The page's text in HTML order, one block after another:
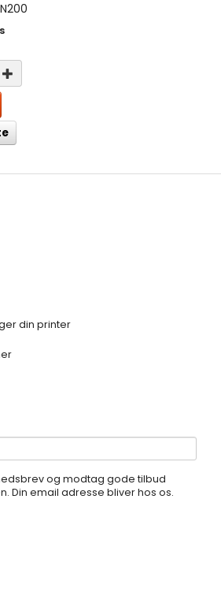
din printer
og modtag gode tilbud
Din email adresse bliver hos os.